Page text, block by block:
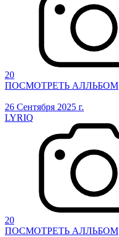
20
ПОСМОТРЕТЬ АЛЛЬБОМ
26 Сентября 2025 г.
LYRIQ
20
ПОСМОТРЕТЬ АЛЛЬБОМ